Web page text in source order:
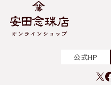
公式HP